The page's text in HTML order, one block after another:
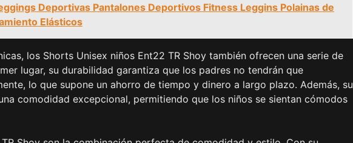
Deportivas Pantalones Deportivos Fitness Leggins Polainas de
Elásticos
los Shorts Unisex niños Ent22 TR Shoy también ofrecen una serie de
lugar, su durabilidad garantiza que los padres no tendrán que
lo que supone un ahorro de tiempo y dinero a largo plazo. Además, su
comodidad excepcional, permitiendo que los niños se sientan cómodos